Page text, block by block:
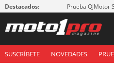
Destacados: Prueba QJMotor
SUSCRÍBETE NOVEDADES